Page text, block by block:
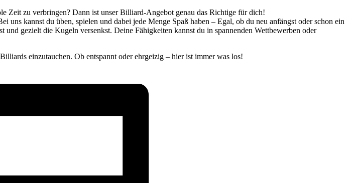
Zeit zu verbringen? Dann ist unser Billiard-Angebot genau das Richtige für dich!
kannst du üben, spielen und dabei jede Menge Spaß haben – Egal, ob du neu anfängst oder schon ein
gezielt die Kugeln versenkst. Deine Fähigkeiten kannst du in spannenden Wettbewerben oder
einzutauchen. Ob entspannt oder ehrgeizig – hier ist immer was los!